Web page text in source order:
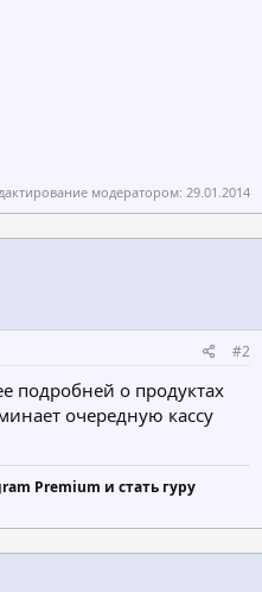
модератором: 29.01.2014
#2
подробней о продуктах
очередную кассу
Premium и стать гуру